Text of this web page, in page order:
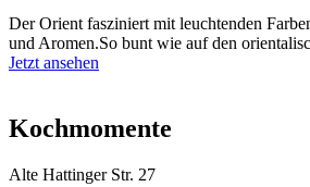
Der Orient fasziniert mit leuchtenden
und Aromen.So bunt wie auf den
Jetzt ansehen
Kochmomente
Alte Hattinger Str. 27